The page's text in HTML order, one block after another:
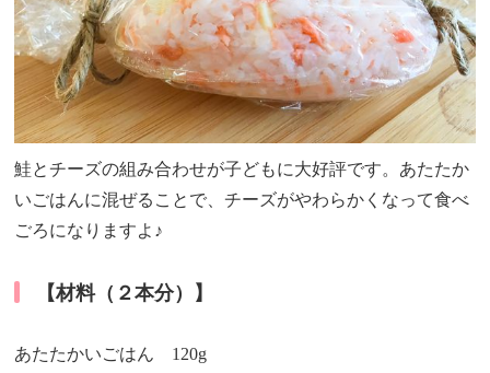
鮭とチーズの組み合わせが子どもに大好評です。あたたか
いごはんに混ぜることで、チーズがやわらかくなって食べ
ごろになりますよ♪
【材料（２本分）】
あたたかいごはん 120g